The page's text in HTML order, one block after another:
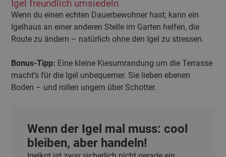
Igel freundlich umsiedeln
Wenn du einen echten Dauerbewohner hast, kann ein
Igelhaus an einer anderen Stelle im Garten helfen, die
Route zu ändern – natürlich ohne den Igel zu stressen.
Bonus-Tipp: Eine kleine Kiesumrandung um die Terrasse
macht’s für die Igel unbequemer. Sie lieben ebenen
Boden – und rollen ungern über Schotter.
Wenn der Igel mal muss: cool
bleiben, aber handeln!